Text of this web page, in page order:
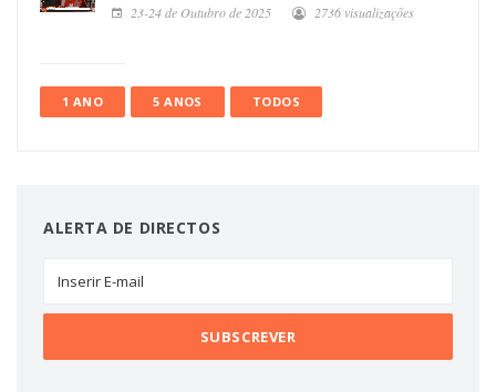
23-24 de Outubro de 2025 2736 visualizações
1 ANO 5 ANOS TODOS
ALERTA DE DIRECTOS